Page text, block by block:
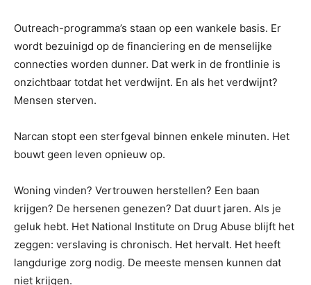
Outreach-programma’s staan ​​op een wankele basis. Er
wordt bezuinigd op de financiering en de menselijke
connecties worden dunner. Dat werk in de frontlinie is
onzichtbaar totdat het verdwijnt. En als het verdwijnt?
Mensen sterven.
Narcan stopt een sterfgeval binnen enkele minuten. Het
bouwt geen leven opnieuw op.
Woning vinden? Vertrouwen herstellen? Een baan
krijgen? De hersenen genezen? Dat duurt jaren. Als je
geluk hebt. Het National Institute on Drug Abuse blijft het
zeggen: verslaving is chronisch. Het hervalt. Het heeft
langdurige zorg nodig. De meeste mensen kunnen dat
niet krijgen.